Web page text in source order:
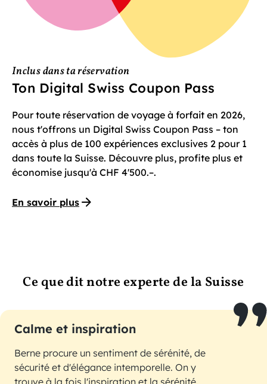
Inclus dans ta réservation
Ton Digital Swiss Coupon Pass
Pour toute réservation de voyage à forfait en 2026,
nous t'offrons un Digital Swiss Coupon Pass – ton
accès à plus de 100 expériences exclusives 2 pour 1
dans toute la Suisse. Découvre plus, profite plus et
économise jusqu'à CHF 4'500.–.
En savoir plus
Ce que dit notre experte de la Suisse
Calme et inspiration
Berne procure un sentiment de sérénité, de
sécurité et d'élégance intemporelle. On y